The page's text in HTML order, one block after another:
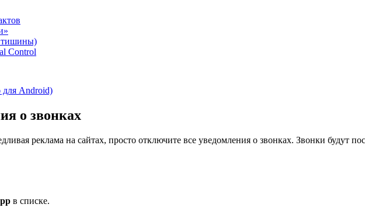
тишины)
Control
для Android)
о звонках
реклама на сайтах, просто отключите все уведомления о звонках. Звонки будут
в списке.